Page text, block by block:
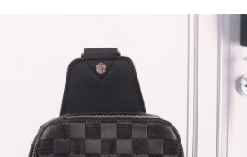
サングラス・アイウェ
ア
マフラー/スカーフ
カード（コイン）ケー
ス
ブランケット
カーペット絨
クッション
小物入れ収
バスタオル
QRコード